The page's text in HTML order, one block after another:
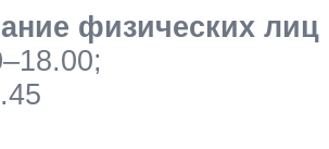
физических лиц